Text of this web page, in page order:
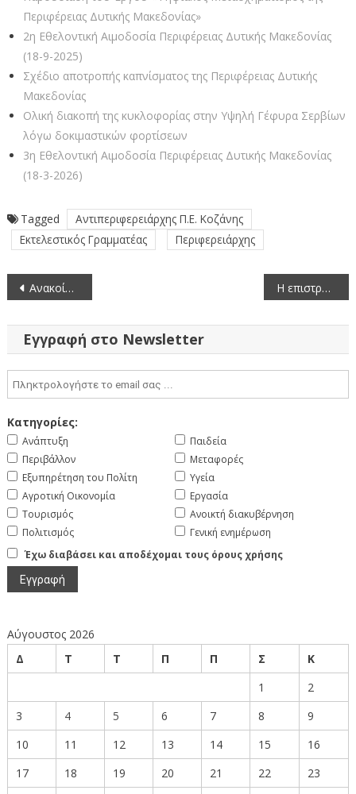
Περιφέρειας Δυτικής Μακεδονίας»
2η Εθελοντική Αιμοδοσία Περιφέρειας Δυτικής Μακεδονίας
(18-9-2025)
Σχέδιο αποτροπής καπνίσματος της Περιφέρειας Δυτικής
Μακεδονίας
Ολική διακοπή της κυκλοφορίας στην Υψηλή Γέφυρα Σερβίων
λόγω δοκιμαστικών φορτίσεων
3η Εθελοντική Αιμοδοσία Περιφέρειας Δυτικής Μακεδονίας
(18-3-2026)
Tagged
Αντιπεριφερειάρχης Π.Ε. Κοζάνης
Εκτελεστικός Γραμματέας
Περιφερειάρχης
Πλοήγηση
άρθρων
Ανακοίνωση προκήρυξης θέσης στον Ευρωπαϊκό Οργανισμό Χημικών Προϊόντων (ECHA) (30-4-2020) Η επιστροφή των μαθητών στα σχολεία της Δευτεροβάθμιας Εκπαίδευσης Π.Ε. Κοζάνης
Εγγραφή στο Newsletter
Κατηγορίες:
Ανάπτυξη
Περιβάλλον
Εξυπηρέτηση του Πολίτη
Αγροτική Οικονομία
Τουρισμός
Πολιτισμός
Παιδεία
Μεταφορές
Υγεία
Εργασία
Ανοικτή διακυβέρνηση
Γενική ενημέρωση
Έχω διαβάσει και αποδέχομαι τους όρους χρήσης
Αύγουστος 2026
Δ
Τ Τ Π Π Σ
Κ
1
2
3
4 5 6 7 8
9
10
11 12 13 14 15
16
17
18 19 20 21 22 23